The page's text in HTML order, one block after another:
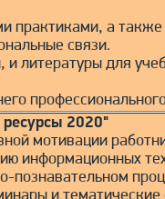
практиками, а также
связи.
литературы для
2020"
мотивации
информационных
познавательном